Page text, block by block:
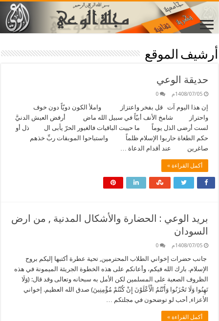
أرشيف الموقع
حديقة الوعي
1408/07/05م 0
إن هذا اليوم آت قل بفخر واعتزاز واملأ الكون دويّاً دون خوف
واحتراز شامخ الأنف أبيّاً في سبيل الله ماض أرفض العيش الدنيَّ
لست أرضى الذل يوماً ما حييت الباقيات فالغيور الحرّ يأبى ال ذل أو
حكم الطغاة حاربوا الإسلام ظلماً واستباحوا الموبقات ربِّ خذهم
صاغرين عند أقدام الدعاة …
أكمل القراءة »
بريد الوعي : الحضارة والأشكال المدنية , من ارض
السودان
1408/07/05م 0
جانب حضرات إخواني الطلاب المحترمين, تحية عطرة أكتبها إليكم بروح
الإسلام. بارك الله فيكم، وأعانكم على هذه الخطوة الجريئة الميمونة في هذه
الظروف الصعبة على المسلمين لكن الأمل به سبحانه وتعالى وقد قال: (وَلَا
تَهِنُوا وَلَا تَحْزَنُوا وَأَنْتُمُ الْأَعْلَوْنَ إِنْ كُنْتُمْ مُؤْمِنِينَ) صدق الله العظيم. إخواني
الأعزاء, أحب لو توضحون في مجلتكم …
أكمل القراءة »